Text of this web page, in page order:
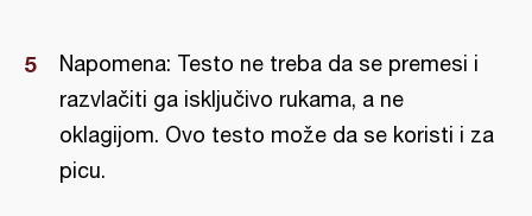
Napomena: Testo ne treba da se premesi i
razvlačiti ga isključivo rukama, a ne
oklagijom. Ovo testo može da se koristi i za
picu.